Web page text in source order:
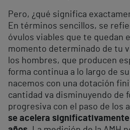
Pero, ¿qué significa
En términos sencillos, se
óvulos viables que te quedan
momento determinado de tu
los hombres, que producen
forma continua a lo largo de
nacemos con una dotación
cantidad va disminuyendo de
progresiva con el paso de los
se acelera